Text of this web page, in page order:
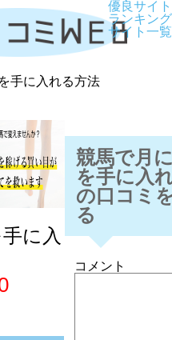
優良サイト
ランキング
サイト一覧
手に入れる方法
に入
競馬で月
を手に入
の口コミ
る
コメント